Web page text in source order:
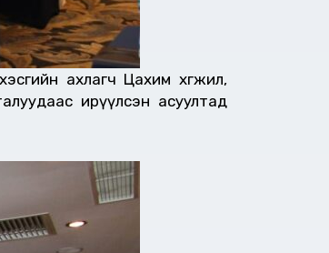
ахлагч Цахим хөгжил,
ирүүлсэн асуултад